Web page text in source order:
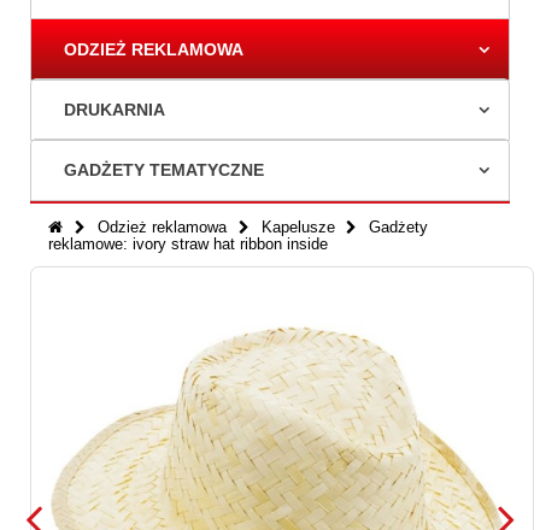
ODZIEŻ REKLAMOWA
DRUKARNIA
GADŻETY TEMATYCZNE
Odzież reklamowa Kapelusze
Gadżety
reklamowe: ivory straw hat ribbon inside